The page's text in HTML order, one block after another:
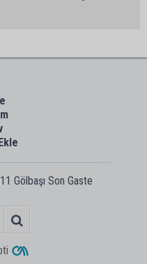
Gölbaşı Son Gaste